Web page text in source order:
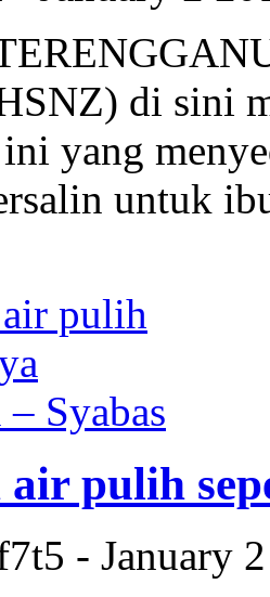
di sini
yang
untuk
pulih
- January